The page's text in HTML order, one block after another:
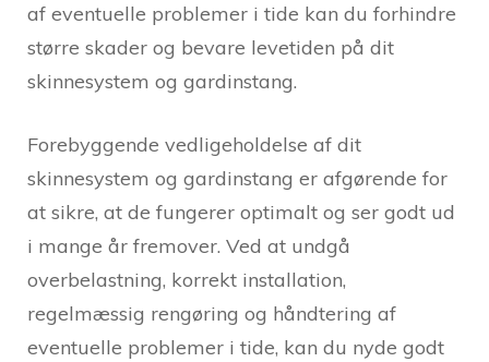
af eventuelle problemer i tide kan du forhindre
større skader og bevare levetiden på dit
skinnesystem og gardinstang.
Forebyggende vedligeholdelse af dit
skinnesystem og gardinstang er afgørende for
at sikre, at de fungerer optimalt og ser godt ud
i mange år fremover. Ved at undgå
overbelastning, korrekt installation,
regelmæssig rengøring og håndtering af
eventuelle problemer i tide, kan du nyde godt